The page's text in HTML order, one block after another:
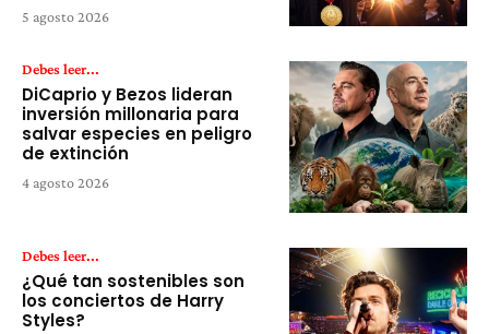
5 agosto 2026
Debes leer...
DiCaprio y Bezos lideran
inversión millonaria para
salvar especies en peligro
de extinción
4 agosto 2026
Debes leer...
¿Qué tan sostenibles son
los conciertos de Harry
Styles?